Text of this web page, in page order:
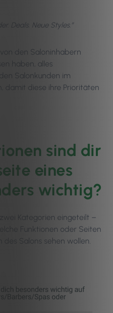
Deals. Neue Styles.”
den Saloninhabern
haben, alles
Salonkunden im
damit diese ihre Prioritäten
sind dir
eines
wichtig?
Kategorien eingeteilt –
Funktionen oder Seiten
Salons sehen wollen.